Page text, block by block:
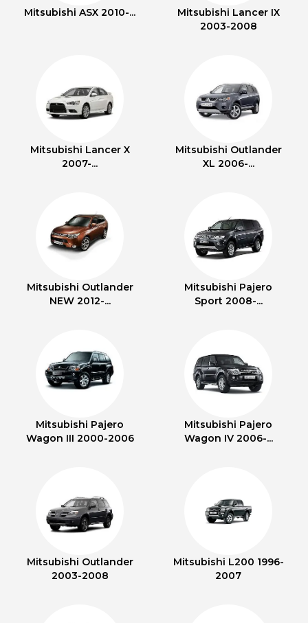
Mitsubishi ASX 2010-...
Mitsubishi Lancer IX
2003-2008
Mitsubishi Lancer X
2007-...
Mitsubishi Outlander
XL 2006-...
Mitsubishi Outlander
NEW 2012-...
Mitsubishi Pajero
Sport 2008-...
Mitsubishi Pajero
Wagon III 2000-2006
Mitsubishi Pajero
Wagon IV 2006-...
Mitsubishi Outlander
2003-2008
Mitsubishi L200 1996-
2007